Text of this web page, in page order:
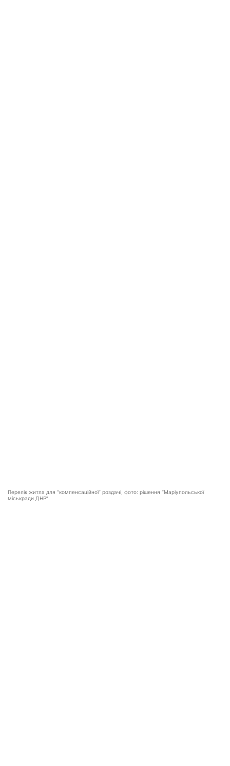
Перелік житла для “компенсаційної” роздачі, фото: рішення “Маріупольської
міськради ДНР”